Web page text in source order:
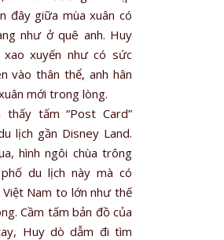
đây giữa mùa xuân có
như ở quê anh. Huy
xuyến như có sức
vào thân thể, anh hân
mới trong lòng.
thấy tấm “Post Card”
lịch gần Disney Land.
hình ngôi chùa trông
du lịch này mà có
Nam to lớn như thế
Cầm tấm bản đồ của
Huy dò dẫm đi tìm